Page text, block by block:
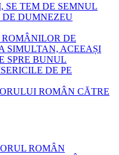
SE TEM DE SEMNUL
DE DUMNEZEU
DE
SIMULTAN, ACEEAȘI
SPRE BUNUL
DE PE
ROMÂN CĂTRE
ROMÂN